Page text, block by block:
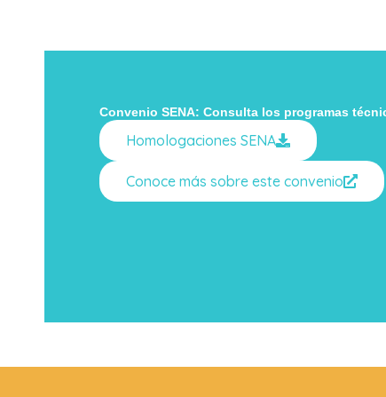
Convenio SENA: Consulta los programas
Homologaciones SENA
Conoce más sobre este convenio